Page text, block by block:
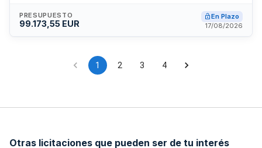
de accesos, atención básica al público, apoyo logístico a la
actividad municipal y apoyo administrativo elemental. El
Centros Sociales y otras dependencias de titularidad
municipal según la programación del Ayuntamiento.
PRESUPUESTO
99.173,55 EUR
En Plazo
17/08/2026
1 2 3 4
Otras licitaciones que pueden ser de tu interés